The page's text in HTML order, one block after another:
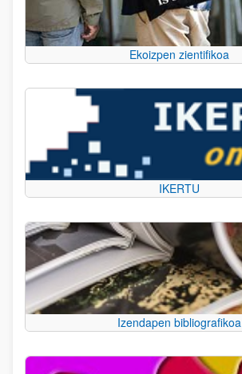
Ekoizpen zientifikoa
IKERTU
Izendapen bibliografikoa